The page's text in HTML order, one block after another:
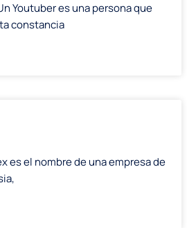
Youtuber es una persona que
constancia
es el nombre de una empresa de